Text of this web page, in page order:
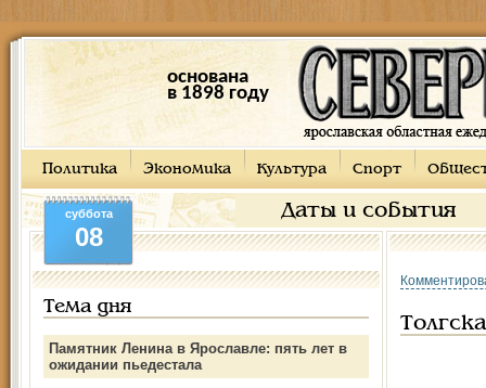
основана
в 1898 году
Политика Экономика Культура Спорт
Даты и события
суббота
08
Тема дня
Памятник Ленина в Ярославле: пять лет в
ожидании пьедестала